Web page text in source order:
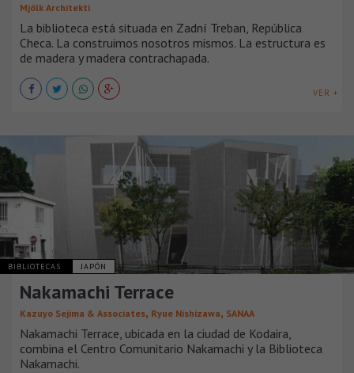
Mjölk Architekti
La biblioteca está situada en Zadní Treban, República
Checa. La construimos nosotros mismos. La estructura es
de madera y madera contrachapada.
VER +
BIBLIOTECAS JAPÓN
Nakamachi Terrace
Kazuyo Sejima & Associates, Ryue Nishizawa, SANAA
Nakamachi Terrace, ubicada en la ciudad de Kodaira,
combina el Centro Comunitario Nakamachi y la Biblioteca
Nakamachi.